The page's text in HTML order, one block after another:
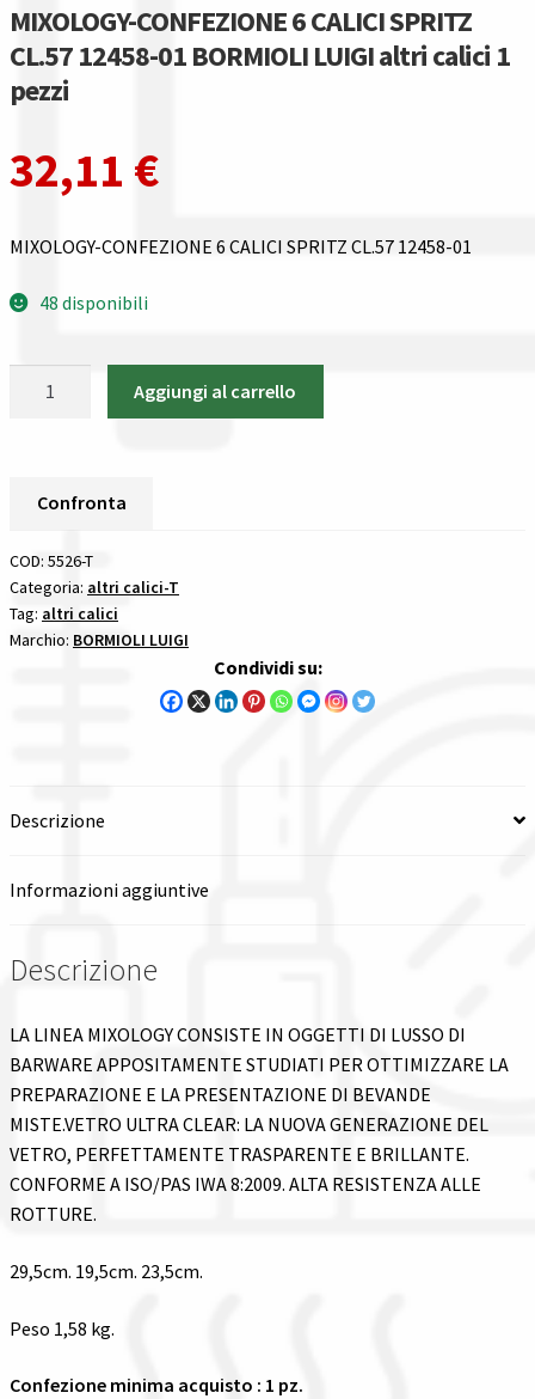
Guida all’utilizzo del sito
Privacy policy
Confronta
I nostri negozi
Spedizioni in europa
Spedizioni in italia
Tutte le categorie dei prodotti
Il mio account
MIXOLOGY-CONFEZIONE 6 CALICI SPRITZ
CL.57 12458-01 BORMIOLI LUIGI altri calici 1
pezzi
32,11 €
MIXOLOGY-CONFEZIONE 6 CALICI SPRITZ CL.57 12458-01
48 disponibili
SPRITZ
12458-
01
BORMIOLI
LUIGI
Aggiungi al carrello
Confronta
COD: 5526-T
Categoria: altri calici-T
Tag: altri calici
Marchio: BORMIOLI LUIGI
Condividi su:
Descrizione
Informazioni aggiuntive
Descrizione
LA LINEA MIXOLOGY CONSISTE IN OGGETTI DI LUSSO DI
BARWARE APPOSITAMENTE STUDIATI PER OTTIMIZZARE LA
PREPARAZIONE E LA PRESENTAZIONE DI BEVANDE
MISTE.VETRO ULTRA CLEAR: LA NUOVA GENERAZIONE DEL
VETRO, PERFETTAMENTE TRASPARENTE E BRILLANTE.
CONFORME A ISO/PAS IWA 8:2009. ALTA RESISTENZA ALLE
ROTTURE.
29,5cm. 19,5cm. 23,5cm.
Peso 1,58 kg.
Confezione minima acquisto : 1 pz.